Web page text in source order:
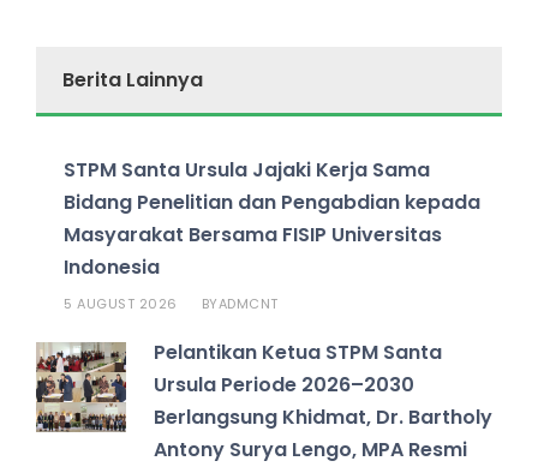
Berita Lainnya
STPM Santa Ursula Jajaki Kerja Sama
Bidang Penelitian dan Pengabdian kepada
Masyarakat Bersama FISIP Universitas
Indonesia
5 AUGUST 2026 BYADMCNT
Pelantikan Ketua STPM Santa
Ursula Periode 2026–2030
Berlangsung Khidmat, Dr. Bartholy
Antony Surya Lengo, MPA Resmi